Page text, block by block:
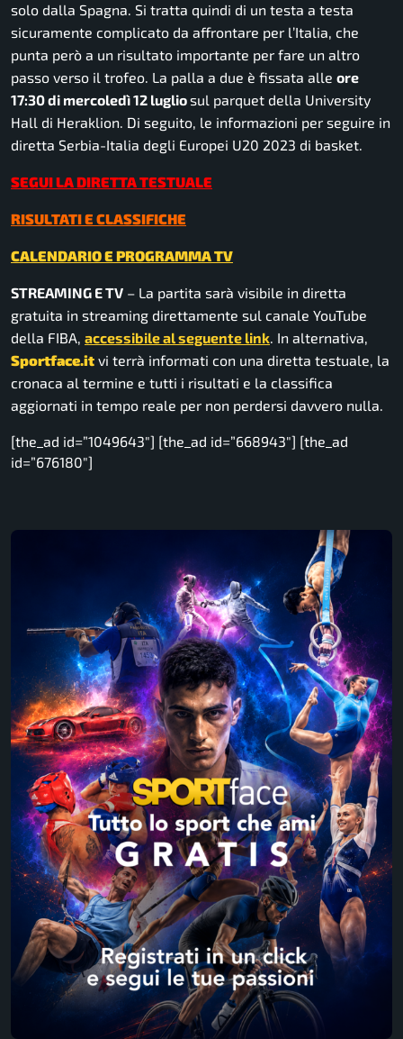
solo dalla Spagna. Si tratta quindi di un testa a testa
sicuramente complicato da affrontare per l’Italia, che
punta però a un risultato importante per fare un altro
passo verso il trofeo. La palla a due è fissata alle ore
17:30 di mercoledì 12 lugliosul parquet della University
Hall di Heraklion. Di seguito, le informazioni per seguire in
diretta Serbia-Italia degli Europei U20 2023 di basket.
SEGUI LA DIRETTA TESTUALE
RISULTATI E CLASSIFICHE
CALENDARIO E PROGRAMMA TV
STREAMING E TV – La partita sarà visibile in diretta
gratuita in streaming direttamente sul canale YouTube
della FIBA, accessibile al seguente link. In alternativa,
Sportface.it vi terrà informati con una diretta testuale, la
cronaca al termine e tutti i risultati e la classifica
aggiornati in tempo reale per non perdersi davvero nulla.
[the_ad id=”1049643″] [the_ad id=”668943″] [the_ad
id=”676180″]